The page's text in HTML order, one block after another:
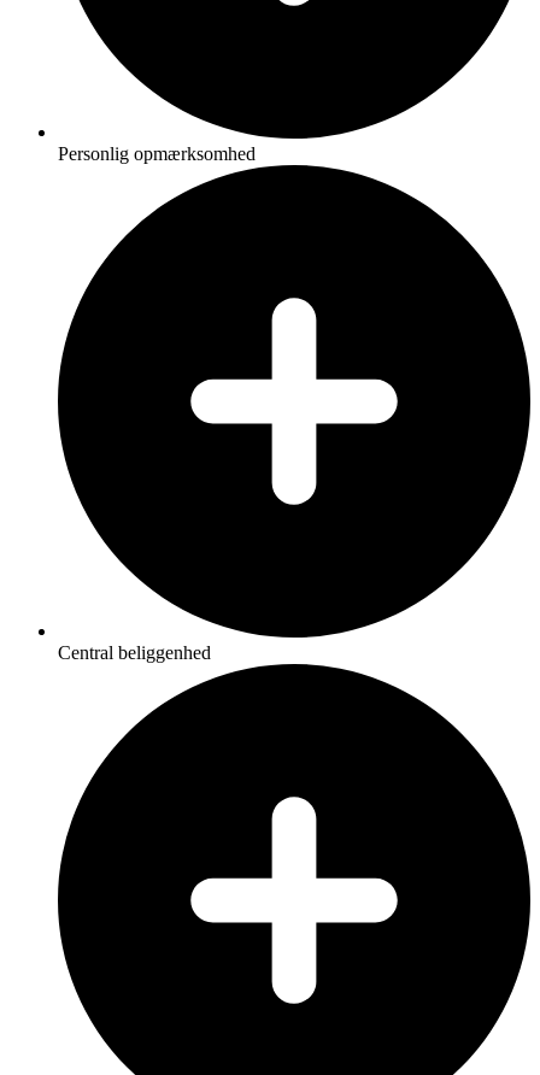
Personlig opmærksomhed
Central beliggenhed